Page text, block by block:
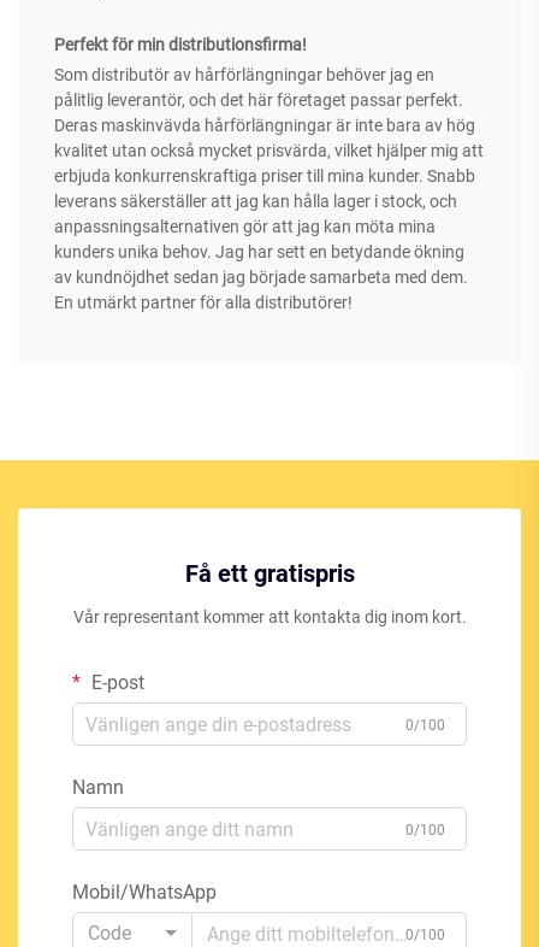
Perfekt för min distributionsfirma!
Som distributör av hårförlängningar behöver jag en
pålitlig leverantör, och det här företaget passar perfekt.
Deras maskinvävda hårförlängningar är inte bara av hög
kvalitet utan också mycket prisvärda, vilket hjälper mig att
erbjuda konkurrenskraftiga priser till mina kunder. Snabb
leverans säkerställer att jag kan hålla lager i stock, och
anpassningsalternativen gör att jag kan möta mina
kunders unika behov. Jag har sett en betydande ökning
av kundnöjdhet sedan jag började samarbeta med dem.
En utmärkt partner för alla distributörer!
Få ett gratispris
Vår representant kommer att kontakta dig inom kort.
E-post
0/100
Namn
0/100
Mobil/WhatsApp
Code
0/100